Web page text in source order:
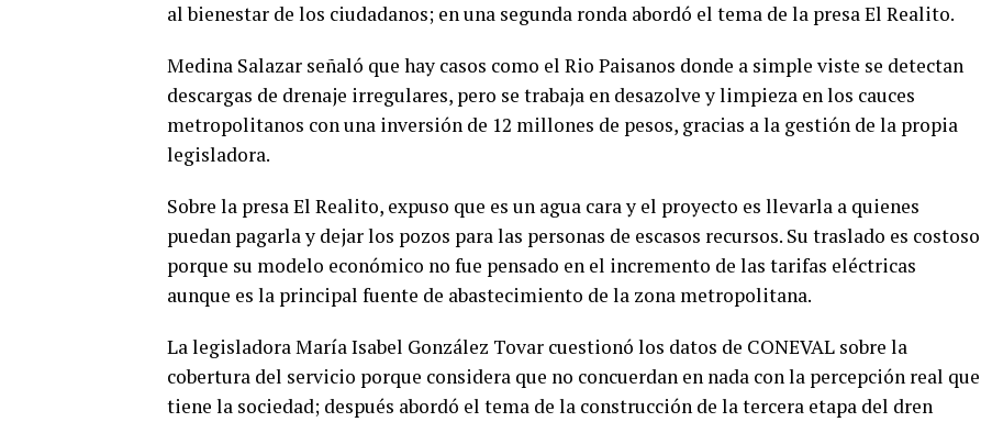
al bienestar de los ciudadanos; en una segunda ronda abordó el tema de la presa El Realito.
Medina Salazar señaló que hay casos como el Rio Paisanos donde a simple viste se detectan
descargas de drenaje irregulares, pero se trabaja en desazolve y limpieza en los cauces
metropolitanos con una inversión de 12 millones de pesos, gracias a la gestión de la propia
legisladora.
Sobre la presa El Realito, expuso que es un agua cara y el proyecto es llevarla a quienes
puedan pagarla y dejar los pozos para las personas de escasos recursos. Su traslado es costoso
porque su modelo económico no fue pensado en el incremento de las tarifas eléctricas
aunque es la principal fuente de abastecimiento de la zona metropolitana.
La legisladora María Isabel González Tovar cuestionó los datos de CONEVAL sobre la
cobertura del servicio porque considera que no concuerdan en nada con la percepción real que
tiene la sociedad; después abordó el tema de la construcción de la tercera etapa del dren